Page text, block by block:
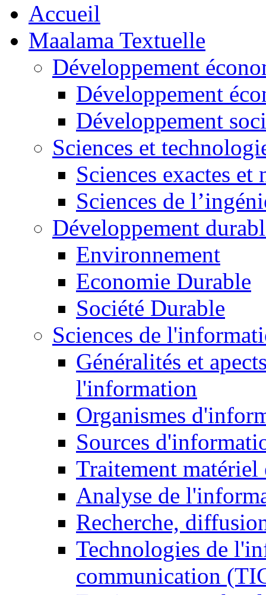
Accueil
Maalama Textuelle
Développement
Développement
Développement
Sciences et
Sciences exactes et
Sciences de
Développement
Environnement
Economie Durable
Société Durable
Sciences de
Généralités et
l'information
Organismes
Sources
Traitement matériel
Analyse de
Recherche,
Technologies de
communication